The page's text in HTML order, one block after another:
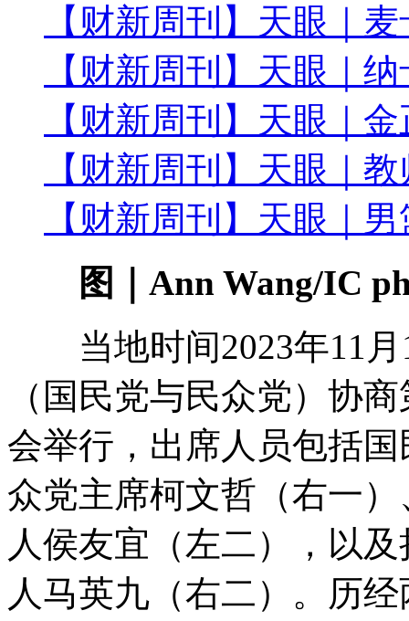
【财新周刊】天眼｜
【财新周刊】天眼｜
【财新周刊】天眼｜
【财新周刊】天眼｜
【财新周刊】天眼｜
图｜Ann Wang/IC
当地时间2023年11月
（国民党与民众党）协
会举行，出席人员包括
众党主席柯文哲（右一
人侯友宜（左二），以
人马英九（右二）。历